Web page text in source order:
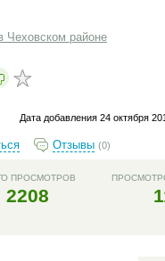
Чеховском районе
Дата добавления 24 октября
Отзывы (0)
ПРОСМОТРОВ
2208